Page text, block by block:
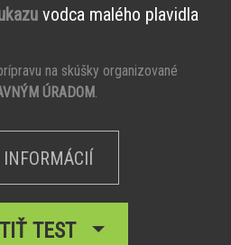
vodca malého plavidla
na skúšky organizované
ÚRADOM.
TEST